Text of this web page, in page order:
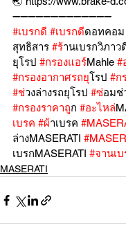
➖➖➖➖➖➖➖➖➖➖➖➖➖
#เบรกด #เบรกดีดอทคอม
สุทธิสาร #รานเบรกวิภาว
ยุโรป #กรองแอร์Mahle #
#กรองอากาศรถยุโรป #ก
#ช่วงล่างรถยุโรป #ซอมช่
#กรองราคาถูก #อะไหล
เบรค #ผ้าเบรค
ล่างMASERATI
เบรกMASERATI #จานเบ
MASERATI